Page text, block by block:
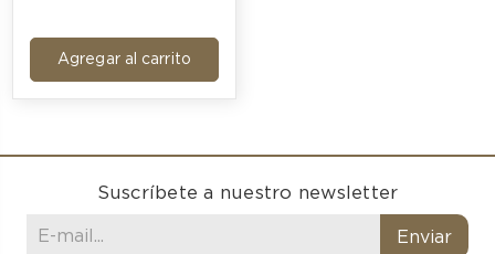
Agregar al carrito
Suscríbete a nuestro newsletter